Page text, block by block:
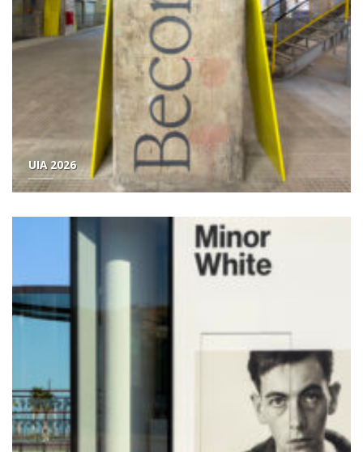
UIA 2026